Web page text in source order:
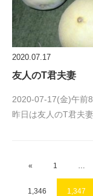
2020.07.17
友人のT君夫妻
2020-07-17(金)午前
昨日は友人のT君夫
« 1
1,346 1,347